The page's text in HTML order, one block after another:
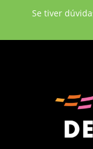
Se tiver